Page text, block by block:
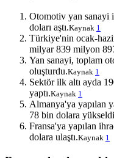
Otomotiv yan sanayi
doları aştı.Kaynak 1
Türkiye'nin ocak-
milyar 839 milyon
Yan sanayi, toplam
oluşturdu.Kaynak 1
Sektör ilk altı ayda
yaptı.Kaynak 1
Almanya'ya yapılan
78 bin dolara
Fransa'ya yapılan
dolara ulaştı.Kaynak 1